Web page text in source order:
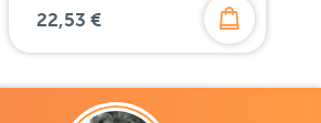
22,53 €